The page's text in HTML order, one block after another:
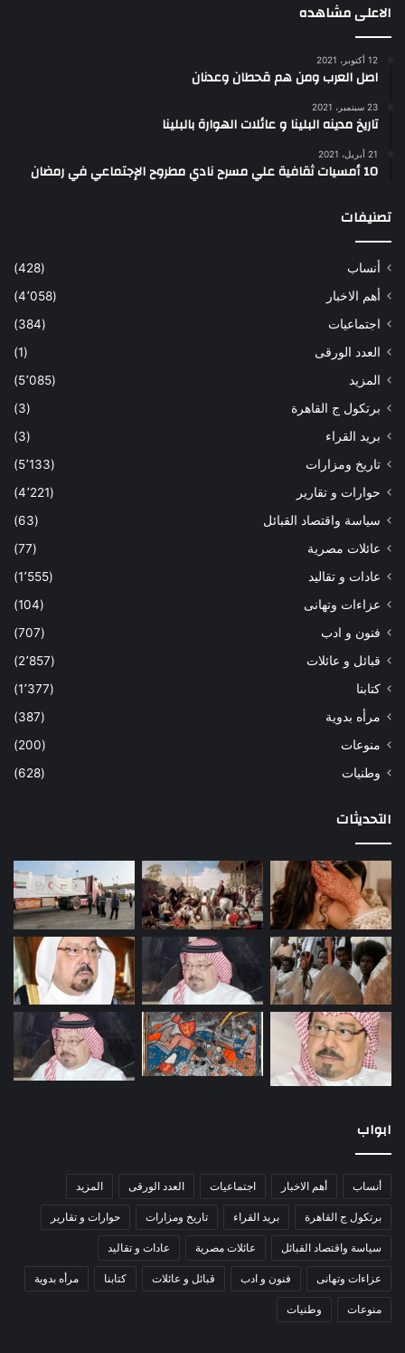
الاعلى مشاهده
12 أكتوبر، 2021
اصل العرب ومن هم قحطان وعدنان
23 سبتمبر، 2021
تاريخ مدينه البلينا و عائلات الهوارة بالبلينا
21 أبريل، 2021
10 أمسيات ثقافية علي مسرح نادي مطروح الإجتماعي في رمضان
تصنيفات
أنساب
(428)
أهم الاخبار
(4٬058)
اجتماعيات
(384)
العدد الورقى
(1)
المزيد
(5٬085)
برتكول ج القاهرة
(3)
بريد القراء
(3)
تاريخ ومزارات
(5٬133)
حوارات و تقارير
(4٬221)
سياسة واقتصاد القبائل
(63)
عائلات مصرية
(77)
عادات و تقاليد
(1٬555)
عزاءات وتهانى
(104)
فنون و ادب
(707)
قبائل و عائلات
(2٬857)
كتابنا
(1٬377)
مرأه بدوية
(387)
منوعات
(200)
وطنيات
(628)
التحديثات
ابواب
أنساب أهم الاخبار اجتماعيات العدد الورقى المزيد
برتكول ج القاهرة بريد القراء تاريخ ومزارات حوارات و تقارير
سياسة واقتصاد القبائل عائلات مصرية عادات و تقاليد
عزاءات وتهانى فنون و ادب قبائل و عائلات كتابنا مرأه بدوية
منوعات وطنيات